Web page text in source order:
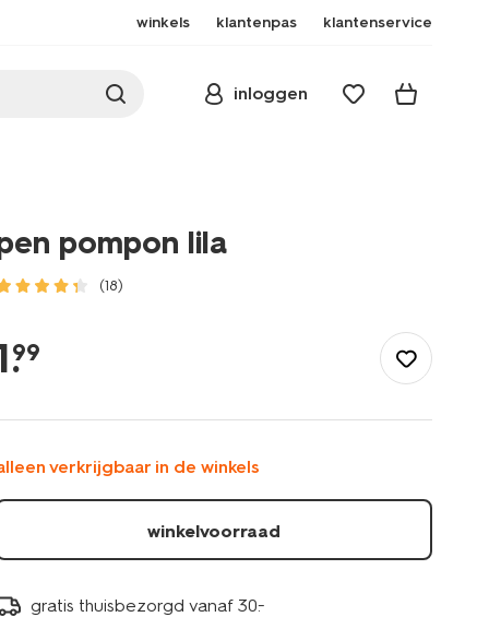
winkels klantenpas klantenservice
inloggen
pompon lila
(18)
pompon-
.
99
verkrijgbaar in de winkels
winkelvoorraad
gratis thuisbezorgd vanaf 30.-